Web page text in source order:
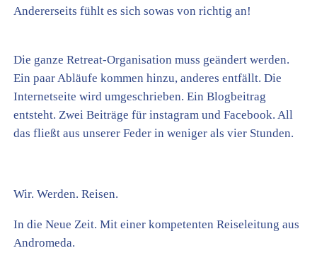
Andererseits fühlt es sich sowas von richtig an!
Die ganze Retreat-Organisation muss geändert werden.
Ein paar Abläufe kommen hinzu, anderes entfällt. Die
Internetseite wird umgeschrieben. Ein Blogbeitrag
entsteht. Zwei Beiträge für instagram und Facebook. All
das fließt aus unserer Feder in weniger als vier Stunden.
Wir. Werden. Reisen.
In die Neue Zeit. Mit einer kompetenten Reiseleitung aus
Andromeda.